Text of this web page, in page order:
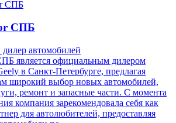
СПБ
автомобилей
является официальным дилером
в Санкт-Петербурге, предлагая
широкий выбор новых автомобилей,
ремонт и запасные части. С момента
компания зарекомендовала себя как
для автолюбителей, предоставляя